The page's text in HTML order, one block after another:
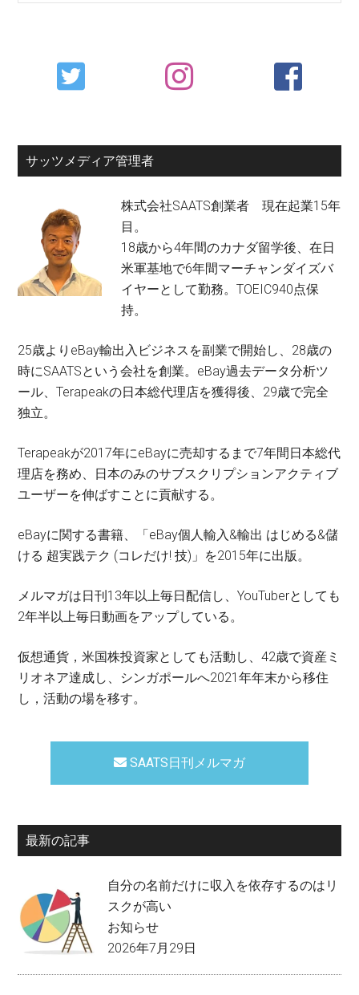
Primary
Sidebar
サッツメディア管理者
株式会社SAATS創業者 現在起業15年
目。
18歳から4年間のカナダ留学後、在日
米軍基地で6年間マーチャンダイズバ
イヤーとして勤務。TOEIC940点保
持。
25歳よりeBay輸出入ビジネスを副業で開始し、28歳の
時にSAATSという会社を創業。eBay過去データ分析ツ
ール、Terapeakの日本総代理店を獲得後、29歳で完全
独立。
Terapeakが2017年にeBayに売却するまで7年間日本総代
理店を務め、日本のみのサブスクリプションアクティブ
ユーザーを伸ばすことに貢献する。
eBayに関する書籍、「eBay個人輸入&輸出 はじめる&儲
ける 超実践テク (コレだけ! 技)」を2015年に出版。
メルマガは日刊13年以上毎日配信し、YouTuberとしても
2年半以上毎日動画をアップしている。
仮想通貨，米国株投資家としても活動し、42歳で資産ミ
リオネア達成し、シンガポールへ2021年年末から移住
し，活動の場を移す。
SAATS日刊メルマガ
最新の記事
自分の名前だけに収入を依存するのはリ
スクが高い
お知らせ
2026年7月29日